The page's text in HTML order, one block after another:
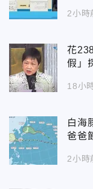
2小時
花
假」
18小
白海
爸爸
2小時